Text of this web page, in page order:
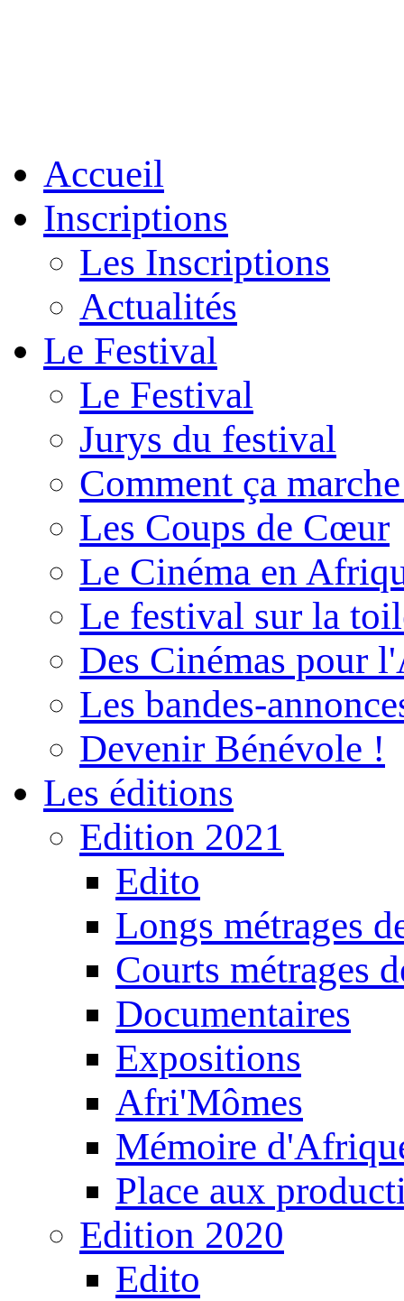
Accueil
Inscriptions
Les Inscriptions
Actualités
Le Festival
Le Festival
Jurys du festival
Comment ça
Les Coups de Cœur
Le Cinéma en
Le festival sur la
Des Cinémas pour
Les bandes-
Devenir Bénévole !
Les éditions
Edition 2021
Edito
Longs métrages
Courts métrages
Documentaires
Expositions
Afri'Mômes
Mémoire
Place aux
Edition 2020
Edito